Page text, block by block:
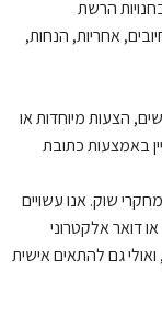
הרשת
אחריות, הנחות,
הצעות מיוחדות או
באמצעות כתובת
שוק. אנו עשויים
דואר אלקטרוני
גם להתאים אישית